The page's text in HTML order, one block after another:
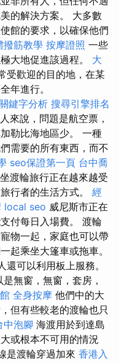
的解決方案。 大多數
館的要求，以確保他們
撥筋教學 按摩證照 一些
大地促進該過程。 大
受歡迎的目的地，在某
年進行。
鍵字分析 搜尋引擎排名
來說，問題是航空票，
勒比海地區少。 一種
需要的所有東西，而不
seo保證第一頁 台中喬
渡輪旅行正在越來越受
行者的生活方式。 經
local seo 威尼斯市正在
付每日入場費。 渡輪
物一起，家庭也可以帶
起乘坐大篷車或拖車。
可以利用板上服務。
無窗，無窗，套房，
全身按摩 他們中的大
但有些較老的渡輪也只
中泡腳 海渡用於到達島
或根本不可用的情況
是渡輪穿過加來 香港入